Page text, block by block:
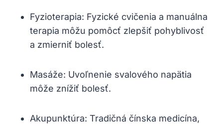
Fyzioterapia: Fyzické cvičenia a manuálna
terapia môžu pomôcť zlepšiť pohyblivosť
a zmierniť bolesť.
Masáže: Uvoľnenie svalového napätia
môže znížiť bolesť.
Akupunktúra: Tradičná čínska medicína,